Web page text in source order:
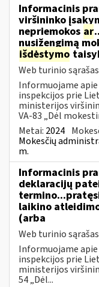
Informacinis
viršininko
nepriemokos ar
nusižengimą
išdėstymo
Web turinio sąrašas
Informuojame
inspekcijos prie
ministerijos
VA-83 „Dėl
Metai: 2024
Mokesčių
m.
Informacinis
deklaracijų
laikino
(arba
Web turinio sąrašas
Informuojame
inspekcijos prie
ministerijos
54 „Dėl...